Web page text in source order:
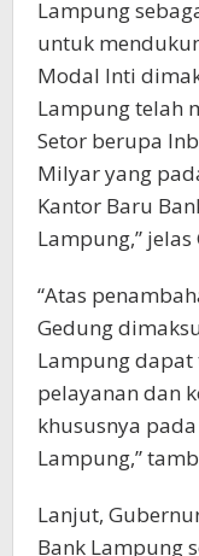
Lampung
untuk
Modal Inti
Lampung telah
Setor berupa
Milyar yang
Kantor Baru
Lampung,”
“Atas
Gedung
Lampung
pelayanan dan
khususnya
Lampung,”
Lanjut,
Bank Lampung